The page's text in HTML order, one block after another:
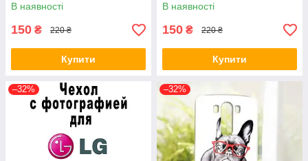
В наявності
150 ₴ 220 ₴
Купити
В наявності
150 ₴ 220 ₴
Купити
–32% –32%